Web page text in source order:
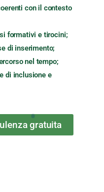
con il contesto
formativi e tirocini;
di inserimento;
nel tempo;
di inclusione e
gratuita